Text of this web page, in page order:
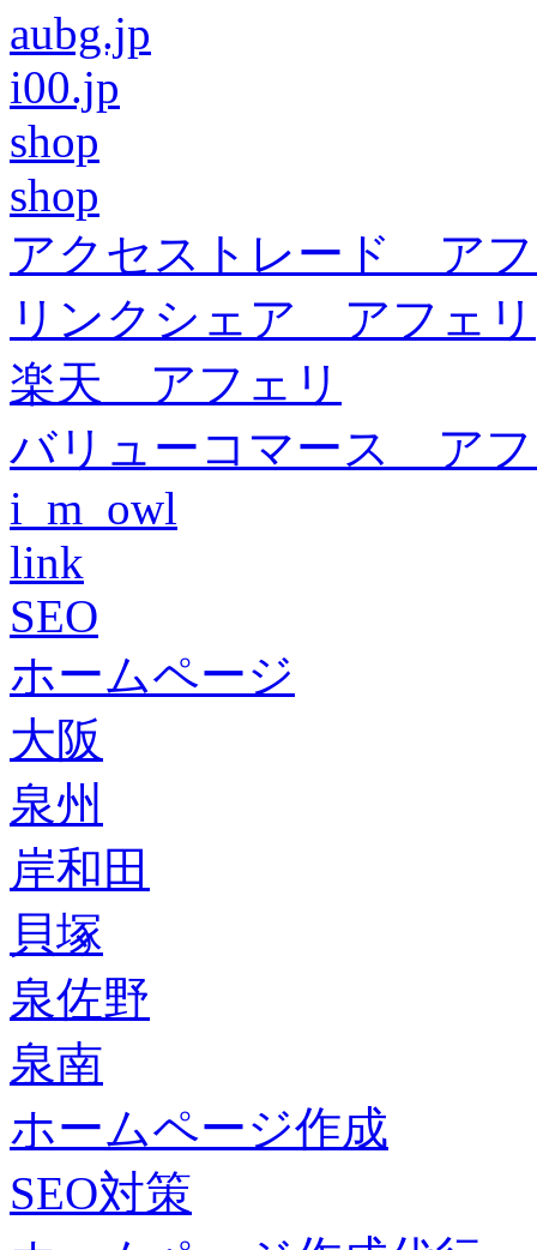
aubg.jp
i00.jp
shop
shop
アクセストレード ア
リンクシェア アフェリ
楽天 アフェリ
バリューコマース ア
i_m_owl
link
SEO
ホームページ
大阪
泉州
岸和田
貝塚
泉佐野
泉南
ホームページ作成
SEO対策